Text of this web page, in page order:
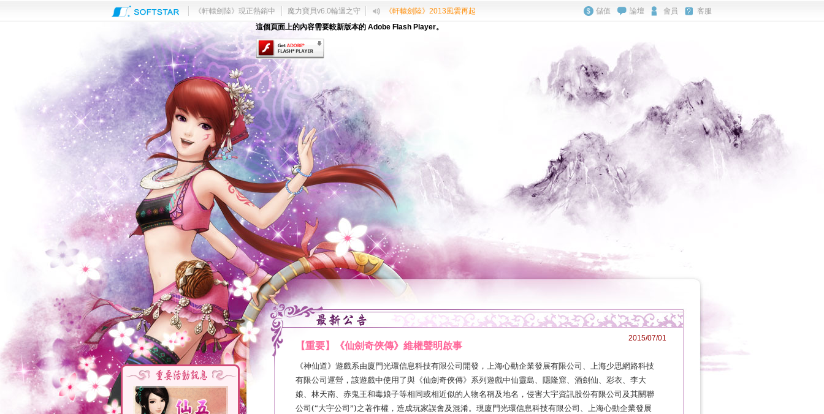
《軒轅劍陸》現正熱銷中 魔力寶貝v6.0輪迴之守 《軒轅劍陸》2013風雲再起 儲值 論壇 會員
客服
這個頁面上的內容需要較新版本的 Adobe Flash Player。
2015/07/01
【重要】《仙劍奇俠傳》維權聲明啟事
《神仙道》遊戲系由廈門光環信息科技有限公司開發， 上海心動企業發展有限公司、上海少思網路科技
有限公司運營，該遊戲中使用了與《仙劍奇俠傳》系列遊戲中仙靈島、隱隆窟、酒劍仙、彩衣、李大
娘、林天南、赤鬼王和毒娘子等相同或相近似的人物名稱及地名，侵害大宇資訊股份有限公司及其關聯
公司(“大宇公司”)之著作權，造成玩家誤會及混淆。現廈門光環信息科技有限公司、上海心動企業發展